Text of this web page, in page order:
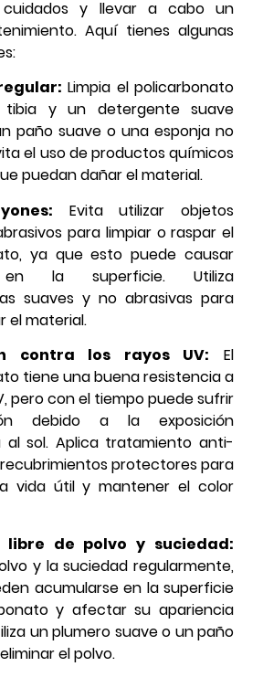
cuidados y llevar a cabo un
Aquí tienes algunas
Limpia el policarbonato
y un detergente suave
paño suave o una esponja no
el uso de productos químicos
puedan dañar el material.
Evita utilizar objetos
para limpiar o raspar el
ya que esto puede causar
en la superficie. Utiliza
suaves y no abrasivas para
el material.
contra los rayos UV: El
tiene una buena resistencia a
pero con el tiempo puede sufrir
debido a la exposición
al sol. Aplica tratamiento anti-
recubrimientos protectores para
vida útil y mantener el color
libre de polvo y suciedad:
y la suciedad regularmente,
acumularse en la superficie
y afectar su apariencia
un plumero suave o un paño
el polvo.